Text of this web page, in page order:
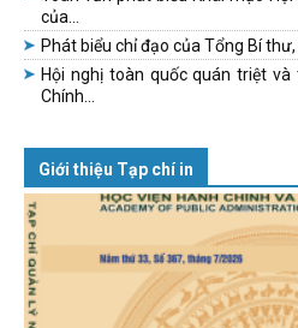
của...
Phát biểu chỉ đạo của Tổng Bí thư,
Hội nghị toàn quốc quán triệt
Chính...
Giới thiệu Tạp chí in